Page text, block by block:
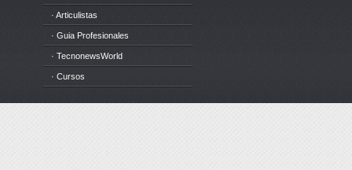
· Articulistas
· Guia Profesionales
· TecnonewsWorld
· Cursos